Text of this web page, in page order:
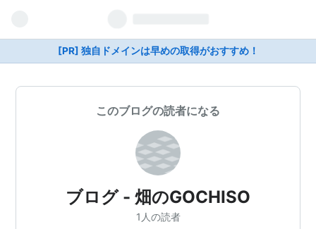
[PR] 独自ドメインは早めの取得がおすすめ！
このブログの読者になる
ブログ - 畑のGOCHISO
1人の読者